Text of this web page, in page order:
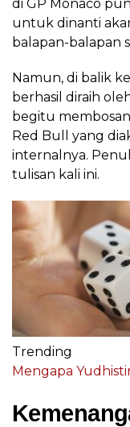
di GP Monaco
untuk dinanti
balapan-balapan
Namun, di balik
berhasil diraih
begitu
Red Bull yang
internalnya.
tulisan kali ini.
Trending
Mengapa